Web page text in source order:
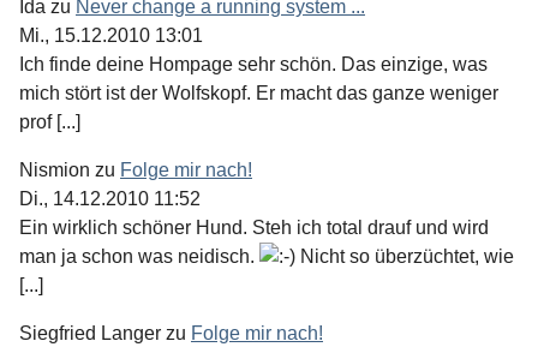
Ida zu Never change a running system ...
Mi., 15.12.2010 13:01
Ich finde deine Hompage sehr schön. Das einzige, was
mich stört ist der Wolfskopf. Er macht das ganze weniger
prof [...]
Nismion zu Folge mir nach!
Di., 14.12.2010 11:52
Ein wirklich schöner Hund. Steh ich total drauf und wird
man ja schon was neidisch.
Nicht so überzüchtet, wie
[...]
Siegfried Langer zu Folge mir nach!